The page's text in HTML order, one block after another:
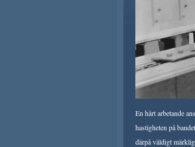
En hårt arbetande
hastigheten på
därpå väldigt